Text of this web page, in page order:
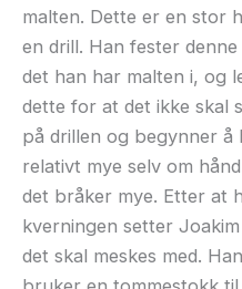
malten. Dette er en stor
en drill. Han fester
det han har malten i, og
dette for at det ikke skal
på drillen og begynner å
relativt mye selv om
det bråker mye. Etter at
kverningen setter
det skal meskes med.